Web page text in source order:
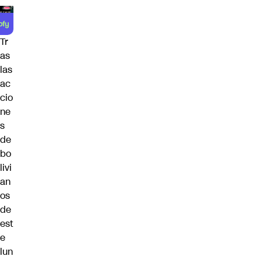
Tr
as
las
ac
cio
ne
s
de
bo
livi
an
os
de
est
e
lun